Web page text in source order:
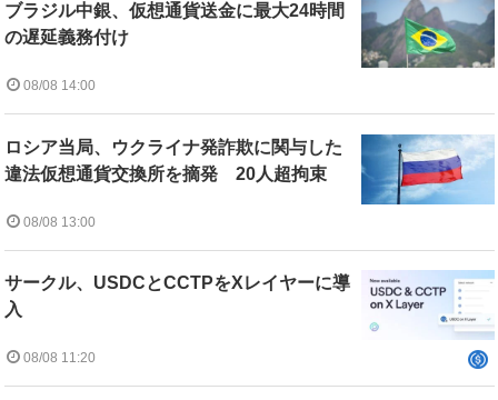
ブラジル中銀、仮想通貨送金に最大24時間
の遅延義務付け
08/08 14:00
ロシア当局、ウクライナ発詐欺に関与した
違法仮想通貨交換所を摘発 20人超拘束
08/08 13:00
サークル、USDCとCCTPをXレイヤーに導
入
08/08 11:20